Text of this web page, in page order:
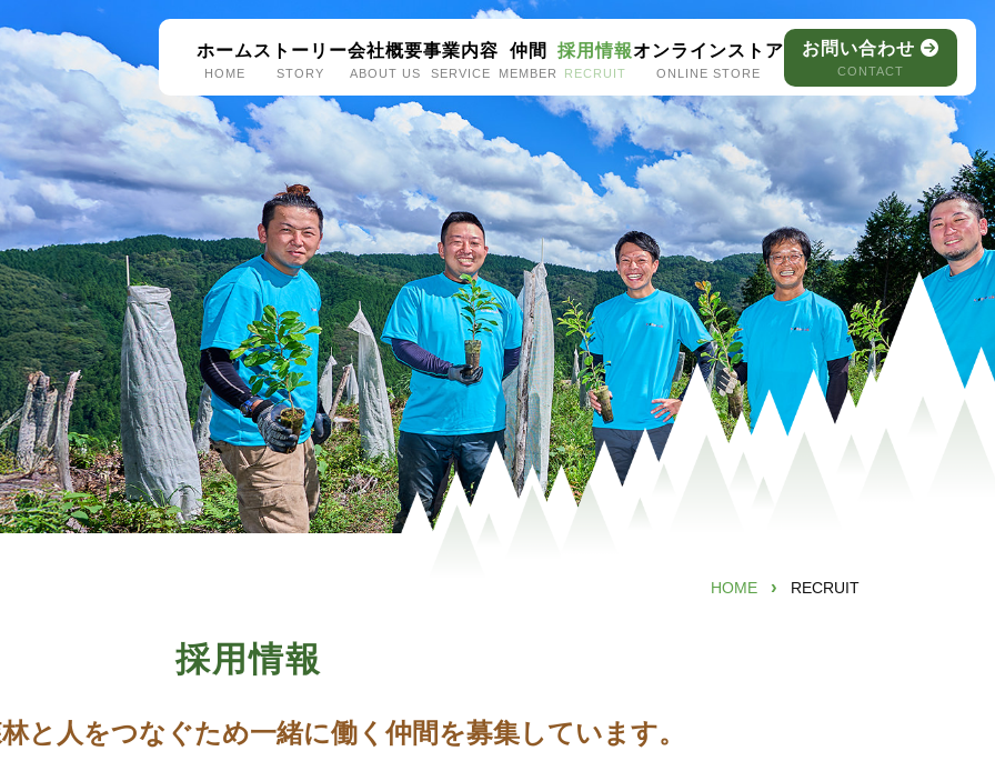
ホーム
HOME
ストーリー
STORY
会社概要
ABOUT US
事業内容
SERVICE
仲間
MEMBER
採用情報
RECRUIT
オンラインストア
ONLINE STORE
お問い合わせ
CONTACT
HOME › RECRUIT
採用情報
と人をつなぐため一緒に働く仲間を募集しています。